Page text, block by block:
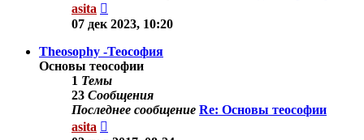
asita
к
сообщению
07 дек 2023, 10:20
Theosophy -Теософия
Основы теософии
1 Темы
23 Сообщения
Последнее сообщение Re: Основы теософии
asita